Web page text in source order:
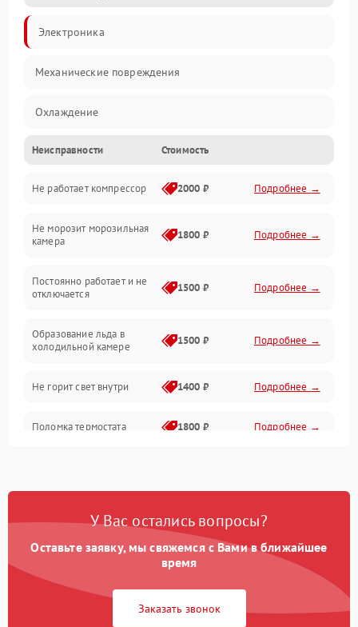
Электроника
Механические повреждения
Охлаждение
Механика
Электропитание
Дренаж
Неисправности Стоимость
Не работает компрессор 2000 ₽ Подробнее →
Не морозит морозильная
камера
1800 ₽ Подробнее →
Постоянно работает и не
отключается
1500 ₽ Подробнее →
Образование льда в
холодильной камере
1500 ₽ Подробнее →
Не горит свет внутри 1400 ₽ Подробнее →
Поломка термостата 1800 ₽ Подробнее →
Образование конденсата
1800 ₽ Подробнее →
Сбой в работе инвертора
У Вас остались вопросы?
Оставьте заявку, мы свяжемся с Вами в ближайшее
время
Заказать звонок